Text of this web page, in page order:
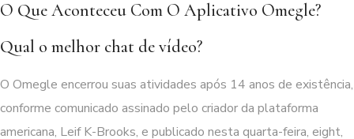
O Que Aconteceu Com O Aplicativo Omegle?
Qual o melhor chat de vídeo?
O Omegle encerrou suas atividades após 14 anos de existência,
conforme comunicado assinado pelo criador da plataforma
americana, Leif K-Brooks, e publicado nesta quarta-feira, eight,